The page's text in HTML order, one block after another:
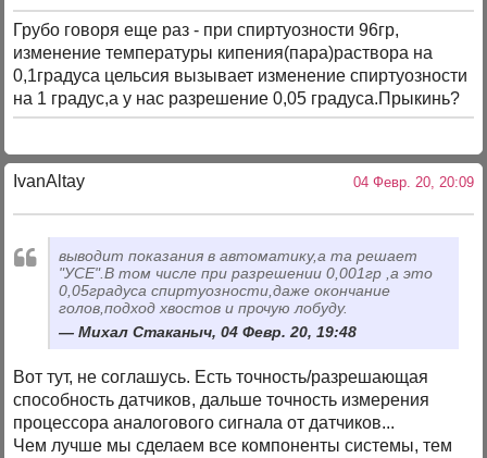
Грубо говоря еще раз - при спиртуозности 96гр,
изменение температуры кипения(пара)раствора на
0,1градуса цельсия вызывает изменение спиртуозности
на 1 градус,а у нас разрешение 0,05 градуса.Прыкинь?
IvanAltay 04 Февр. 20, 20:09
выводит показания в автоматику,а та решает
"УСЕ".В том числе при разрешении 0,001гр ,а это
0,05градуса спиртуозности,даже окончание
голов,подход хвостов и прочую лобуду.
Михал Стаканыч, 04 Февр. 20, 19:48
Вот тут, не соглашусь. Есть точность/разрешающая
способность датчиков, дальше точность измерения
процессора аналогового сигнала от датчиков...
Чем лучше мы сделаем все компоненты системы, тем